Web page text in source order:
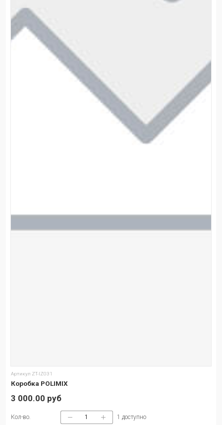
Артикул ZT-IZ031
Коробка POLIMIX
3 000.00 руб
Кол-во. 1 доступно